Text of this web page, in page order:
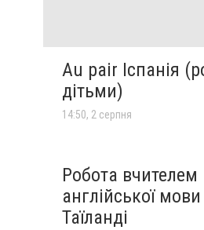
Au pair Іспанія
дітьми)
14:50, 2 серпня
Робота вчителем
англійської
Таїланді